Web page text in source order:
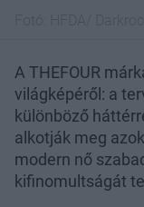
A THEFOUR
világképéről: a
különböző
alkotják meg
modern nő
kifinomultságát